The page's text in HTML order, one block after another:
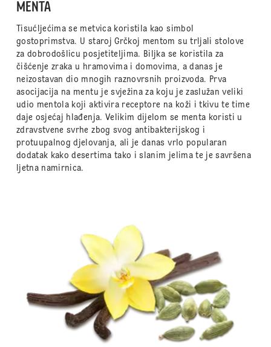
MENTA
Tisućljećima se metvica koristila kao simbol
gostoprimstva. U staroj Grčkoj mentom su trljali stolove
za dobrodošlicu posjetiteljima. Biljka se koristila za
čišćenje zraka u hramovima i domovima, a danas je
neizostavan dio mnogih raznovrsnih proizvoda. Prva
asocijacija na mentu je svježina za koju je zaslužan veliki
udio mentola koji aktivira receptore na koži i tkivu te time
daje osjećaj hlađenja. Velikim dijelom se menta koristi u
zdravstvene svrhe zbog svog antibakterijskog i
protuupalnog djelovanja, ali je danas vrlo popularan
dodatak kako desertima tako i slanim jelima te je savršena
ljetna namirnica.